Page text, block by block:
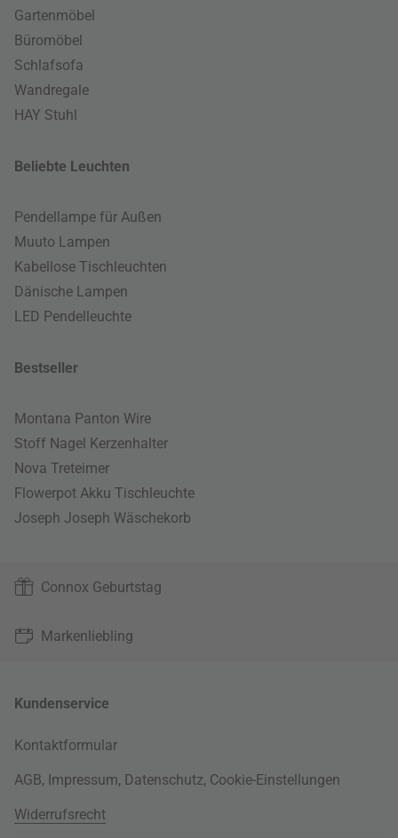
Gartenmöbel
Büromöbel
Schlafsofa
Wandregale
HAY Stuhl
Beliebte Leuchten
Pendellampe für Außen
Muuto Lampen
Kabellose Tischleuchten
Dänische Lampen
LED Pendelleuchte
Bestseller
Montana Panton Wire
Stoff Nagel Kerzenhalter
Nova Treteimer
Flowerpot Akku Tischleuchte
Joseph Joseph Wäschekorb
Connox Geburtstag
Markenliebling
Kundenservice
Kontaktformular
AGB, Impressum, Datenschutz, Cookie-Einstellungen
Widerrufsrecht